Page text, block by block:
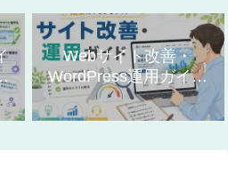
Webサイト改善・
WordPress運用ガイド
｜作り方と直し方